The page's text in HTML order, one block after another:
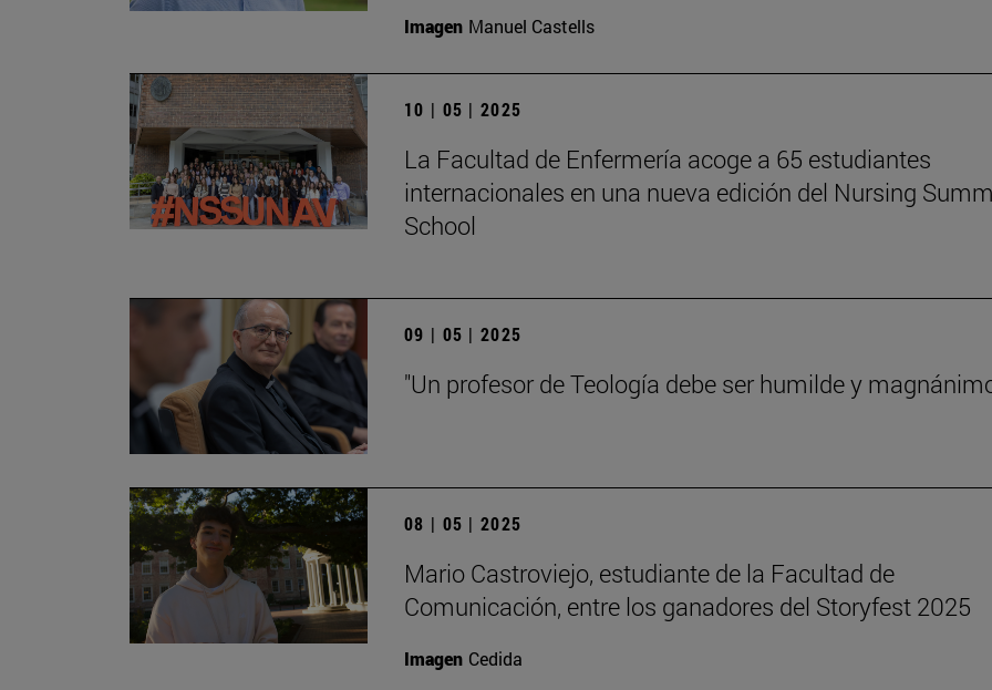
Imagen Manuel Castells
10 | 05 | 2025
La Facultad de Enfermería acoge a 65 estudiantes
internacionales en una nueva edición del Nursing
School
09 | 05 | 2025
"Un profesor de Teología debe ser humilde y
08 | 05 | 2025
Mario Castroviejo, estudiante de la Facultad de
Comunicación, entre los ganadores del Storyfest 2025
Imagen Cedida